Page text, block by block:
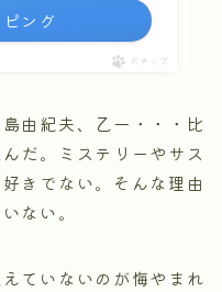
ング
ポチップ
由紀夫、乙一・・・比
だ。ミステリーやサス
きでない。そんな理由
ない。
ていないのが悔やまれ